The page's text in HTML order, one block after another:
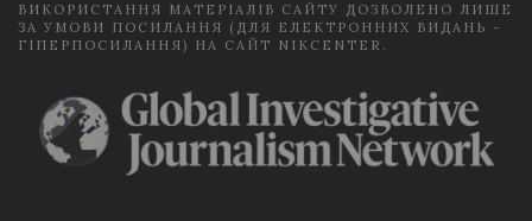
ВИКОРИСТАННЯ МАТЕРІАЛІВ САЙТУ ДОЗВОЛЕНО ЛИШЕ
ЗА УМОВИ ПОСИЛАННЯ (ДЛЯ ЕЛЕКТРОННИХ ВИДАНЬ -
ГІПЕРПОСИЛАННЯ) НА САЙТ NIKCENTER.